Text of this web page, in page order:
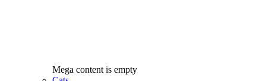
Mega content is empty